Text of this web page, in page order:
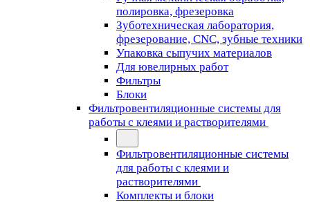
полировка, фрезеровка
Зуботехническая лаборатория,
фрезерование, CNC, зубные техники
Упаковка сыпучих материалов
Для ювелирных работ
Фильтры
Блоки
Фильтровентиляционные системы для
работы с клеями и растворителями
Фильтровентиляционные системы
для работы с клеями и
растворителями
Комплекты и блоки